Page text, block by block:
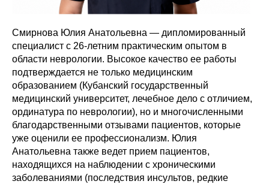
Смирнова Юлия Анатольевна — дипломированный
специалист с 26-летним практическим опытом в
области неврологии. Высокое качество ее работы
подтверждается не только медицинским
образованием (Кубанский государственный
медицинский университет, лечебное дело с отличием,
ординатура по неврологии), но и многочисленными
благодарственными отзывами пациентов, которые
уже оценили ее профессионализм. Юлия
Анатольевна также ведет прием пациентов,
находящихся на наблюдении с хроническими
заболеваниями (последствия инсультов, редкие